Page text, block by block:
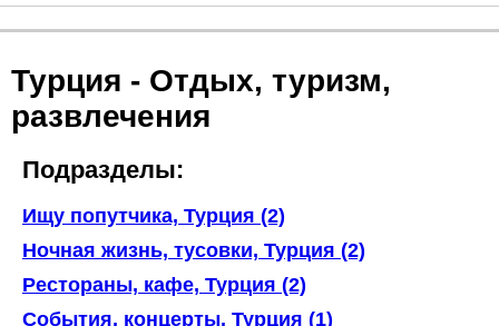
Турция - Отдых, туризм,
развлечения
Подразделы:
Ищу попутчика, Турция (2)
Ночная жизнь, тусовки, Турция (2)
Рестораны, кафе, Турция (2)
События, концерты, Турция (1)